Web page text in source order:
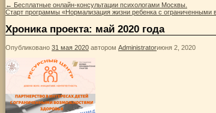
← Бесплатные онлайн-консультации психологами Москвы.
Старт программы «Нормализация жизни ребенка с ограниченными
Хроника проекта: май 2020 года
Опубликовано 31 мая 2020 автором Administratorиюня 2, 2020